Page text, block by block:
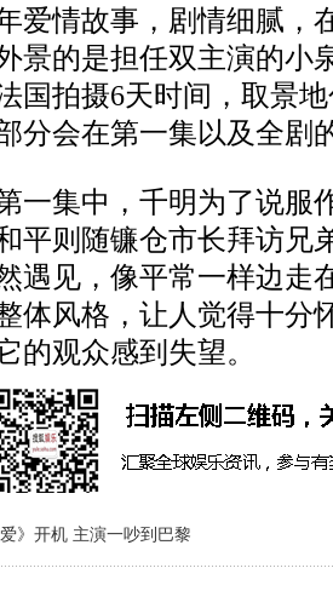
爱情故事，剧情细腻，
景的是担任双主演的小
国拍摄6天时间，取景
分会在第一集以及全剧
集中，千明为了说服
平则随镰仓市长拜访兄
遇见，像平常一样边走
体风格，让人觉得十分
的观众感到失望。
》开机 主演一吵到巴黎